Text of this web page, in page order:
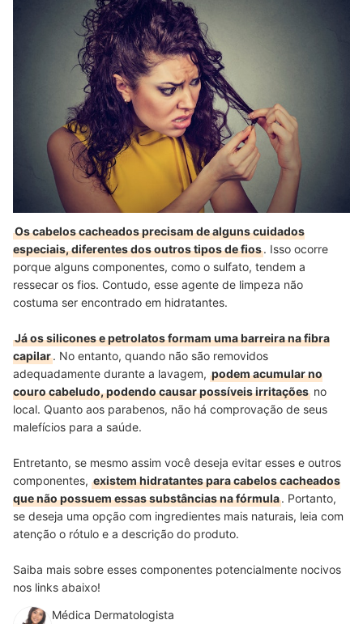
Os cabelos cacheados precisam de alguns cuidados
especiais, diferentes dos outros tipos de fios. Isso ocorre
porque alguns componentes, como o sulfato, tendem a
ressecar os fios. Contudo, esse agente de limpeza não
costuma ser encontrado em hidratantes.
Já os silicones e petrolatos formam uma barreira na fibra
capilar. No entanto, quando não são removidos
adequadamente durante a lavagem, podem acumular no
couro cabeludo, podendo causar possíveis irritações no
local. Quanto aos parabenos, não há comprovação de seus
malefícios para a saúde.
Entretanto, se mesmo assim você deseja evitar esses e outros
componentes, existem hidratantes para cabelos cacheados
que não possuem essas substâncias na fórmula. Portanto,
se deseja uma opção com ingredientes mais naturais, leia com
atenção o rótulo e a descrição do produto.
Saiba mais sobre esses componentes potencialmente nocivos
nos links abaixo!
Médica Dermatologista